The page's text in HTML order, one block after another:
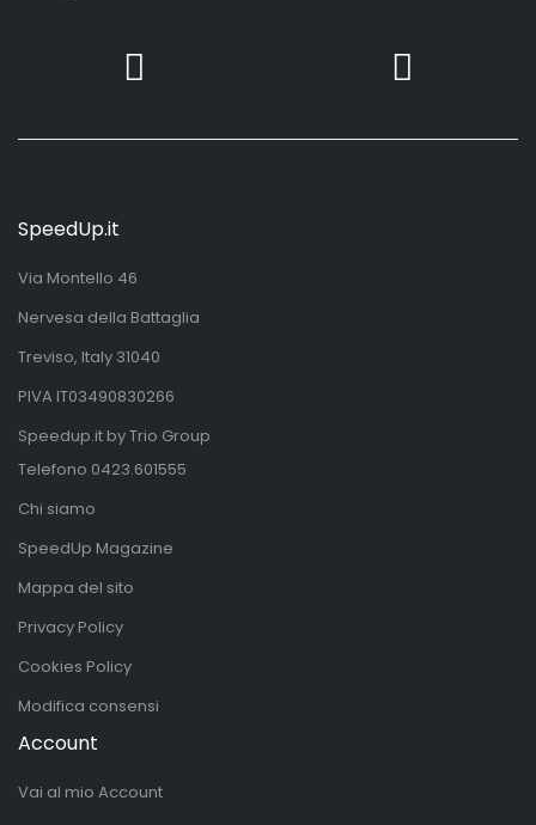
SpeedUp.it
Via Montello 46
Nervesa della Battaglia
Treviso, Italy 31040
PIVA IT03490830266
Speedup.it by Trio Group
Telefono 0423.601555
Chi siamo
SpeedUp Magazine
Mappa del sito
Privacy Policy
Cookies Policy
Modifica consensi
Account
Vai al mio Account